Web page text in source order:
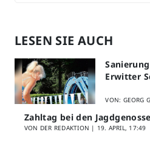
LESEN SIE AUCH
Erwitter
VON: GEORG
Zahltag bei den
VON DER REDAKTION | 19. APRIL, 17:49